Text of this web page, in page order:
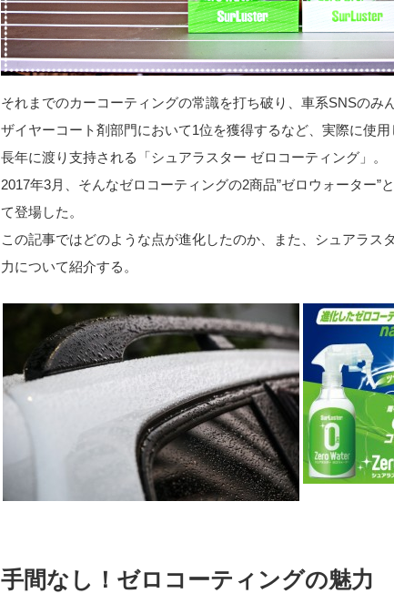
それまでのカーコーティングの常識を打ち破り、車系SNSのみ
ザイヤーコート剤部門において1位を獲得するなど、実際に使用
長年に渡り支持される「シュアラスター ゼロコーティング」。
2017年3月、そんなゼロコーティングの2商品”ゼロウォーター”
て登場した。
この記事ではどのような点が進化したのか、また、シュアラス
力について紹介する。
手間なし！ゼロコーティングの魅力